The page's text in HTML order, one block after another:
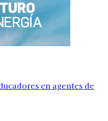
en agentes de